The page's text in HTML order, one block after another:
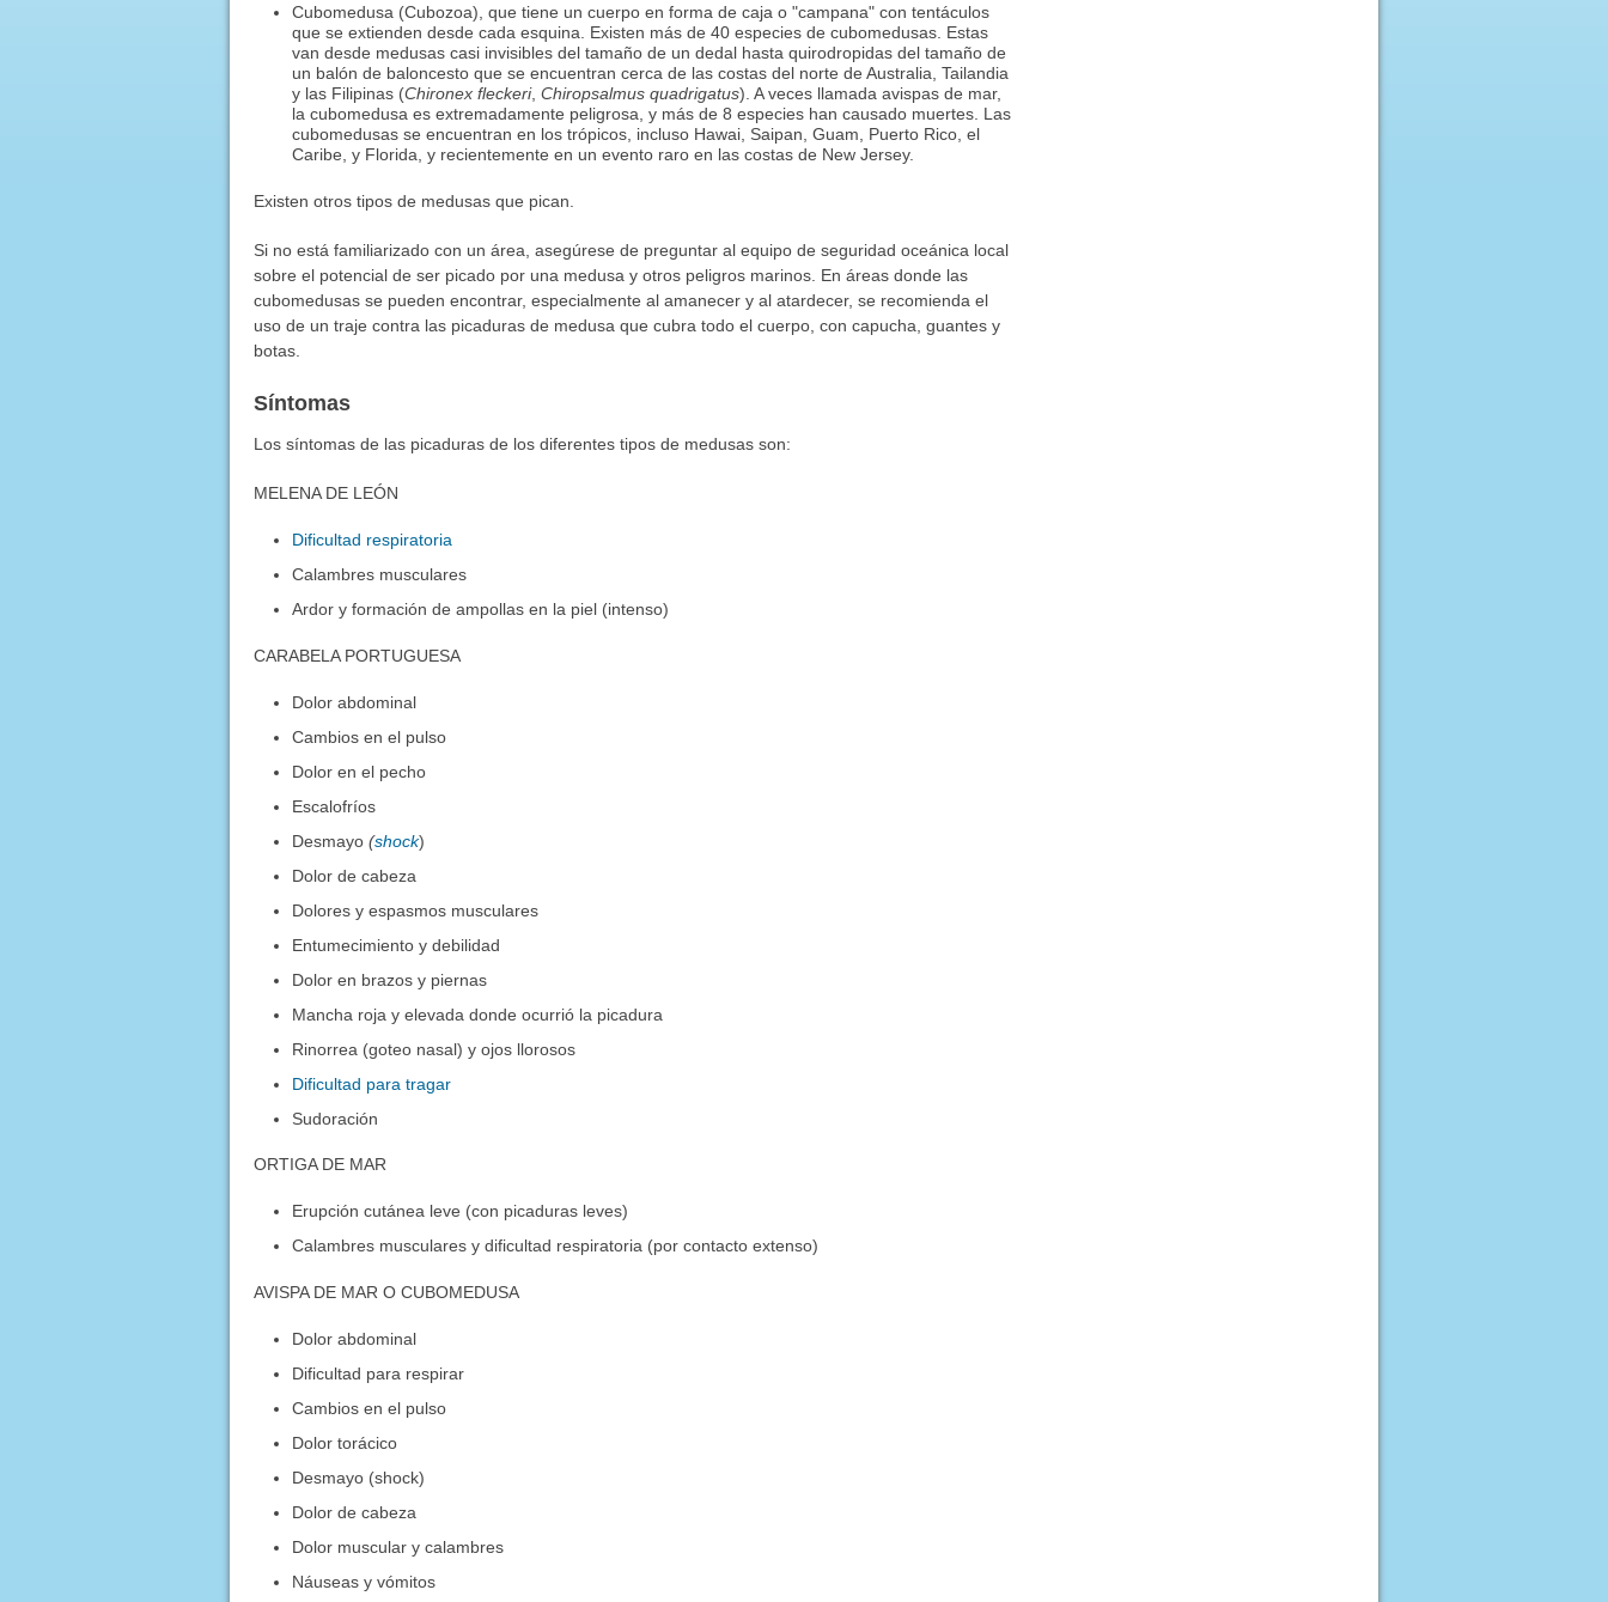
Cubomedusa (Cubozoa), que tiene un cuerpo en forma de caja o "campana" con tentáculos
que se extienden desde cada esquina. Existen más de 40 especies de cubomedusas. Estas
van desde medusas casi invisibles del tamaño de un dedal hasta quirodropidas del tamaño de
un balón de baloncesto que se encuentran cerca de las costas del norte de Australia, Tailandia
y las Filipinas (Chironex fleckeri,Chiropsalmus quadrigatus). A veces llamada avispas de mar,
la cubomedusa es extremadamente peligrosa, y más de 8 especies han causado muertes. Las
cubomedusas se encuentran en los trópicos, incluso Hawai, Saipan, Guam, Puerto Rico, el
Caribe, y Florida, y recientemente en un evento raro en las costas de New Jersey.
Existen otros tipos de medusas que pican.
Si no está familiarizado con un área, asegúrese de preguntar al equipo de seguridad oceánica local
sobre el potencial de ser picado por una medusa y otros peligros marinos. En áreas donde las
cubomedusas se pueden encontrar, especialmente al amanecer y al atardecer, se recomienda el
uso de un traje contra las picaduras de medusa que cubra todo el cuerpo, con capucha, guantes y
botas.
Síntomas
Los síntomas de las picaduras de los diferentes tipos de medusas son:
MELENA DE LEÓN
Dificultad respiratoria
Calambres musculares
Ardor y formación de ampollas en la piel (intenso)
CARABELA PORTUGUESA
Dolor abdominal
Cambios en el pulso
Dolor en el pecho
Escalofríos
Desmayo(shock)
Dolor de cabeza
Dolores y espasmos musculares
Entumecimiento y debilidad
Dolor en brazos y piernas
Mancha roja y elevada donde ocurrió la picadura
Rinorrea (goteo nasal) y ojos llorosos
Dificultad para tragar
Sudoración
ORTIGA DE MAR
Erupción cutánea leve (con picaduras leves)
Calambres musculares y dificultad respiratoria (por contacto extenso)
AVISPA DE MAR O CUBOMEDUSA
Dolor abdominal
Dificultad para respirar
Cambios en el pulso
Dolor torácico
Desmayo (shock)
Dolor de cabeza
Dolor muscular y calambres
Náuseas y vómitos